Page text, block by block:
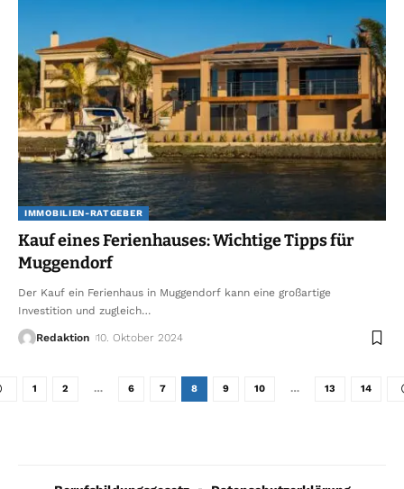
IMMOBILIEN-RATGEBER
Kauf eines Ferienhauses: Wichtige Tipps für
Muggendorf
Der Kauf ein Ferienhaus in Muggendorf kann eine großartige
Investition und zugleich…
Redaktion 10. Oktober 2024
1 2 … 6 7 8 9 10 … 13 14